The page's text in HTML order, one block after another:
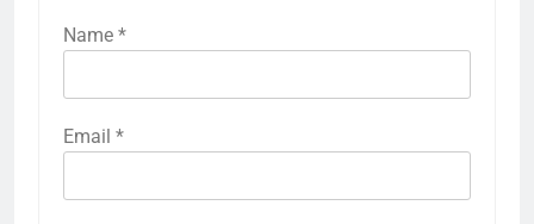
Name *
Email *